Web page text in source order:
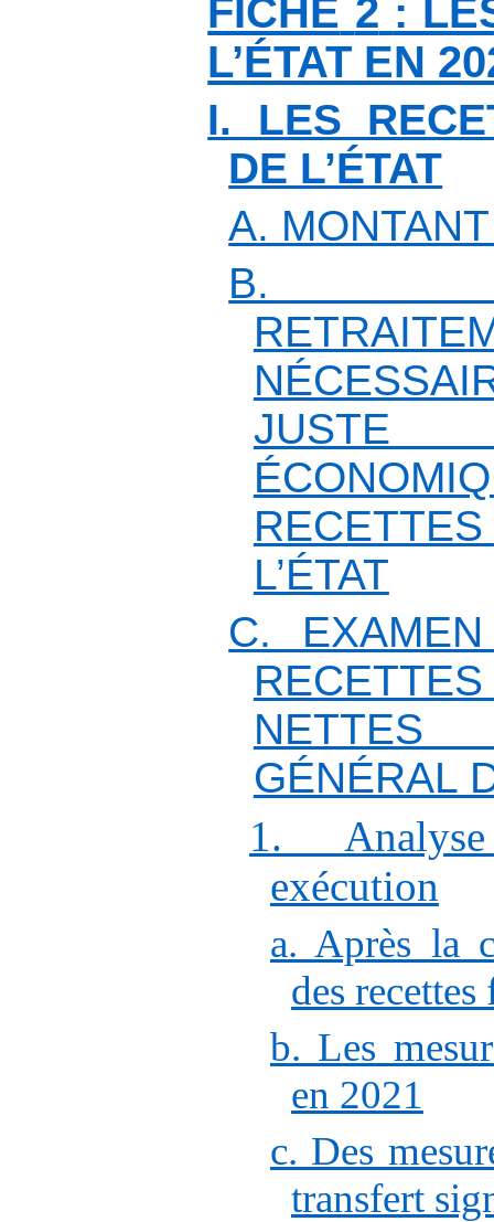
FICHE 2 :
L’ÉTAT EN
I. LES
DE L’ÉTAT
A.
B.
L’ÉTAT
C.
GÉNÉRAL
1.
exécution
a. Après la
des recettes
b. Les
en 2021
c. Des
transfert